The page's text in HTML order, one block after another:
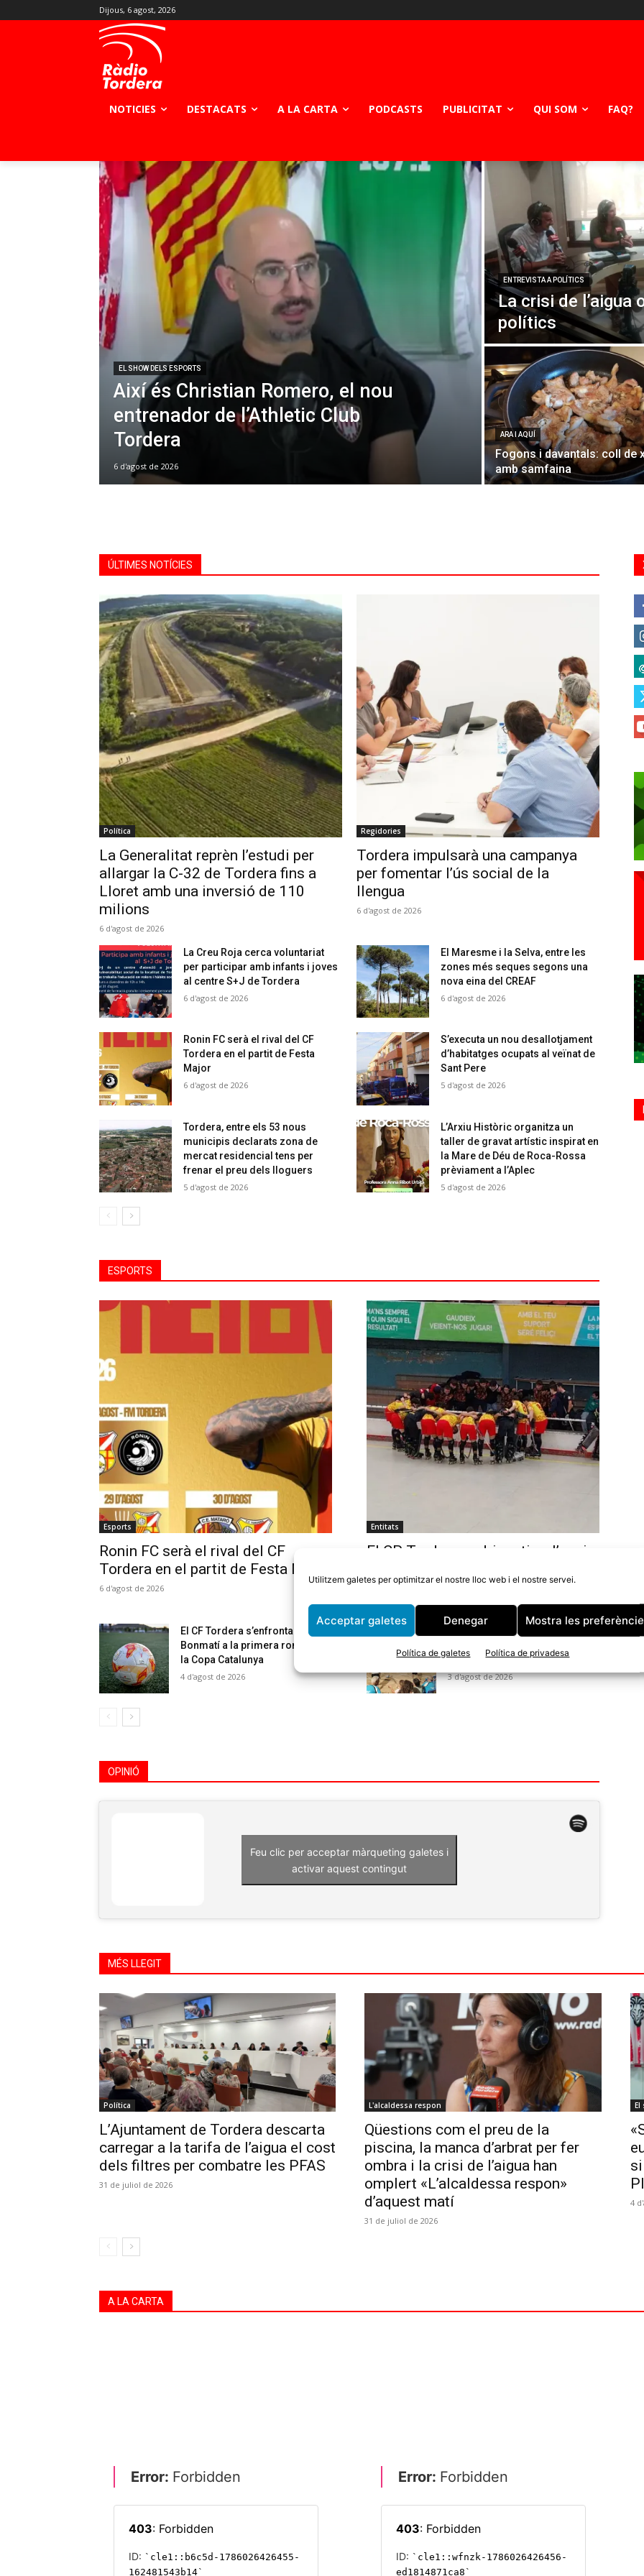
Utilitzem galetes per optimitzar el nostre lloc web i el nostre servei.
Acceptar galetes Denegar Mostra les
Política de galetes Política de privadesa
Dijous, 6 agost, 2026
NOTICIES DESTACATS A LA CARTA PODCASTS PUBLICITAT QUI SOM FAQ?
EL SHOW DELS ESPORTS
Així és Christian Romero, el nou
entrenador de l’Athletic Club
Tordera
6 d'agost de 2026
ENTREVISTA A POLÍTICS
La crisi de l’aigua
polítics
ARA I AQUÍ
Fogons i davantals: coll de
amb samfaina
ÚLTIMES NOTÍCIES
Política
La Generalitat reprèn l’estudi per
allargar la C-32 de Tordera fins a
Lloret amb una inversió de 110
milions
6 d'agost de 2026
Regidories
Tordera impulsarà una campanya
per fomentar l’ús social de la
llengua
6 d'agost de 2026
La Creu Roja cerca voluntariat
per participar amb infants i joves
al centre S+J de Tordera
6 d'agost de 2026
El Maresme i la Selva, entre les
zones més seques segons una
nova eina del CREAF
6 d'agost de 2026
Ronin FC serà el rival del CF
Tordera en el partit de Festa
Major
6 d'agost de 2026
S’executa un nou desallotjament
d’habitatges ocupats al veïnat de
Sant Pere
5 d'agost de 2026
Tordera, entre els 53 nous
municipis declarats zona de
mercat residencial tens per
frenar el preu dels lloguers
5 d'agost de 2026
L’Arxiu Històric organitza un
taller de gravat artístic inspirat en
la Mare de Déu de Roca-Rossa
prèviament a l’Aplec
5 d'agost de 2026
ESPORTS
Esports
Ronin FC serà el rival del CF
Tordera en el partit de Festa Major
6 d'agost de 2026
Entitats
El CP Tordera podria retirar l’equip
aconsegueixen 10.000€
5 d'agost de 2026
El CF Tordera s’enfrontarà al CE
Bonmatí a la primera ronda de
la Copa Catalunya
4 d'agost de 2026
Avui arrenca una nova edició
Fresca
3 d'agost de 2026
OPINIÓ
Feu clic per acceptar màrqueting galetes i
activar aquest contingut
MÉS LLEGIT
Política
L’Ajuntament de Tordera descarta
carregar a la tarifa de l’aigua el cost
dels filtres per combatre les PFAS
31 de juliol de 2026
L'alcaldessa respon
Qüestions com el preu de la
piscina, la manca d’arbrat per fer
ombra i la crisi de l’aigua han
omplert «L’alcaldessa respon»
d’aquest matí
31 de juliol de 2026
El
4
A LA CARTA